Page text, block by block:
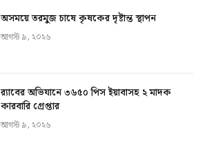
অসময়ে তরমুজ চাষে কৃষকের দৃষ্টান্ত স্থাপন
আগস্ট ৯, ২০২৬
র‍্যাবের অভিযানে ৩৬৫০ পিস ইয়াবাসহ ২ মাদক
কারবারি গ্রেপ্তার
আগস্ট ৯, ২০২৬